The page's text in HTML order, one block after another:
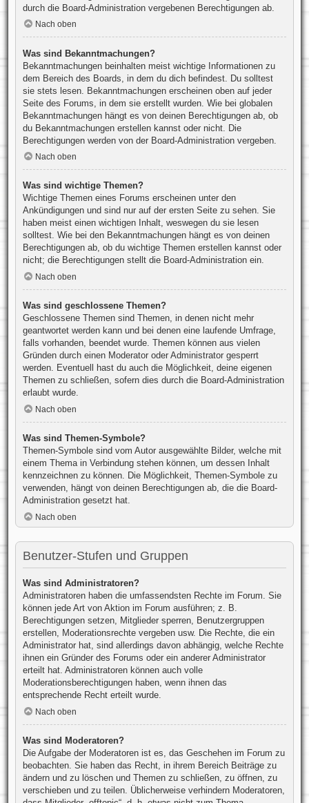
durch die Board-Administration vergebenen Berechtigungen ab.
Nach oben
Was sind Bekanntmachungen?
Bekanntmachungen beinhalten meist wichtige Informationen zu
dem Bereich des Boards, in dem du dich befindest. Du solltest
sie stets lesen. Bekanntmachungen erscheinen oben auf jeder
Seite des Forums, in dem sie erstellt wurden. Wie bei globalen
Bekanntmachungen hängt es von deinen Berechtigungen ab, ob
du Bekanntmachungen erstellen kannst oder nicht. Die
Berechtigungen werden von der Board-Administration vergeben.
Nach oben
Was sind wichtige Themen?
Wichtige Themen eines Forums erscheinen unter den
Ankündigungen und sind nur auf der ersten Seite zu sehen. Sie
haben meist einen wichtigen Inhalt, weswegen du sie lesen
solltest. Wie bei den Bekanntmachungen hängt es von deinen
Berechtigungen ab, ob du wichtige Themen erstellen kannst oder
nicht; die Berechtigungen stellt die Board-Administration ein.
Nach oben
Was sind geschlossene Themen?
Geschlossene Themen sind Themen, in denen nicht mehr
geantwortet werden kann und bei denen eine laufende Umfrage,
falls vorhanden, beendet wurde. Themen können aus vielen
Gründen durch einen Moderator oder Administrator gesperrt
werden. Eventuell hast du auch die Möglichkeit, deine eigenen
Themen zu schließen, sofern dies durch die Board-Administration
erlaubt wurde.
Nach oben
Was sind Themen-Symbole?
Themen-Symbole sind vom Autor ausgewählte Bilder, welche mit
einem Thema in Verbindung stehen können, um dessen Inhalt
kennzeichnen zu können. Die Möglichkeit, Themen-Symbole zu
verwenden, hängt von deinen Berechtigungen ab, die die Board-
Administration gesetzt hat.
Nach oben
Benutzer-Stufen und Gruppen
Was sind Administratoren?
Administratoren haben die umfassendsten Rechte im Forum. Sie
können jede Art von Aktion im Forum ausführen; z. B.
Berechtigungen setzen, Mitglieder sperren, Benutzergruppen
erstellen, Moderationsrechte vergeben usw. Die Rechte, die ein
Administrator hat, sind allerdings davon abhängig, welche Rechte
ihnen ein Gründer des Forums oder ein anderer Administrator
erteilt hat. Administratoren können auch volle
Moderationsberechtigungen haben, wenn ihnen das
entsprechende Recht erteilt wurde.
Nach oben
Was sind Moderatoren?
Die Aufgabe der Moderatoren ist es, das Geschehen im Forum zu
beobachten. Sie haben das Recht, in ihrem Bereich Beiträge zu
ändern und zu löschen und Themen zu schließen, zu öffnen, zu
verschieben und zu teilen. Üblicherweise verhindern Moderatoren,